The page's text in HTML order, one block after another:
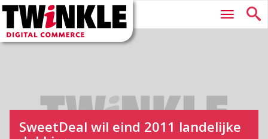
Twinkle
Digital
Commerce
Hoofdmenu
SweetDeal wil eind 2011 landelijke